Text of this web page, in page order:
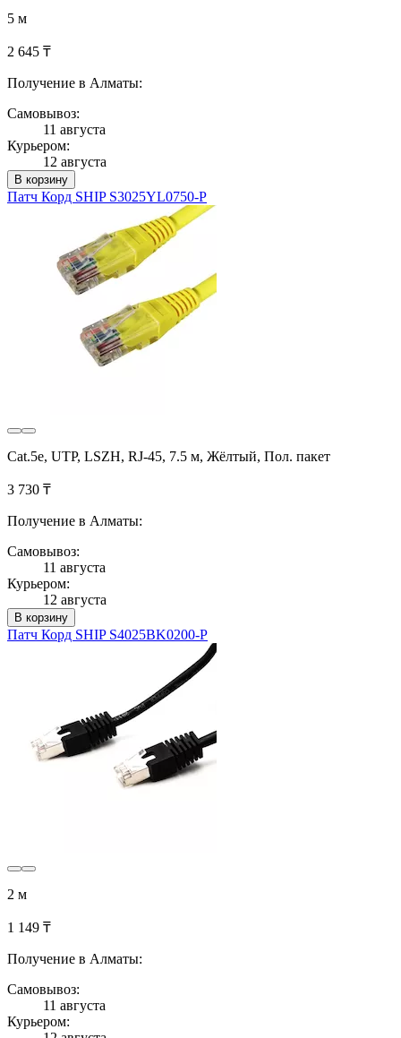
5 м
2 645 ₸
Получение в Алматы:
Самовывоз:
11 августа
Курьером:
12 августа
В корзину
Патч Корд SHIP S3025YL0750-P
Cat.5e, UTP, LSZH, RJ-45, 7.5 м, Жёлтый, Пол. пакет
3 730 ₸
Получение в Алматы:
Самовывоз:
11 августа
Курьером:
12 августа
В корзину
Патч Корд SHIP S4025BK0200-P
2 м
1 149 ₸
Получение в Алматы:
Самовывоз:
11 августа
Курьером: